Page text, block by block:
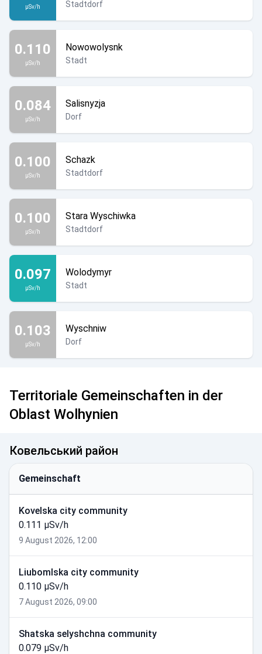
µSv/h Stadtdorf
0.110
µSv/h
Nowowolysnk
Stadt
0.084
µSv/h
Salisnyzja
Dorf
0.100
µSv/h
Schazk
Stadtdorf
0.100
µSv/h
Stara Wyschiwka
Stadtdorf
0.097
µSv/h
Wolodymyr
Stadt
0.103
µSv/h
Wyschniw
Dorf
Territoriale Gemeinschaften in der
Oblast Wolhynien
Ковельський район
Gemeinschaft
Kovelska city community
0.111 µSv/h
9 August 2026, 12:00
Liubomlska city community
0.110 µSv/h
7 August 2026, 09:00
Shatska selyshchna community
0.079 µSv/h